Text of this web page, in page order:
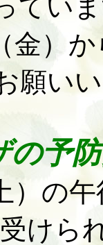
てい
金）
願い
の予
）の
けら